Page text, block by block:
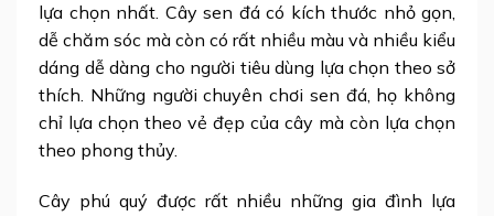
lựa chọn nhất. Cây sen đá có kích thước nhỏ gọn,
dễ chăm sóc mà còn có rất nhiều màu và nhiều kiểu
dáng dễ dàng cho người tiêu dùng lựa chọn theo sở
thích. Những người chuyên chơi sen đá, họ không
chỉ lựa chọn theo vẻ đẹp của cây mà còn lựa chọn
theo phong thủy.
Cây phú quý được rất nhiều những gia đình lựa